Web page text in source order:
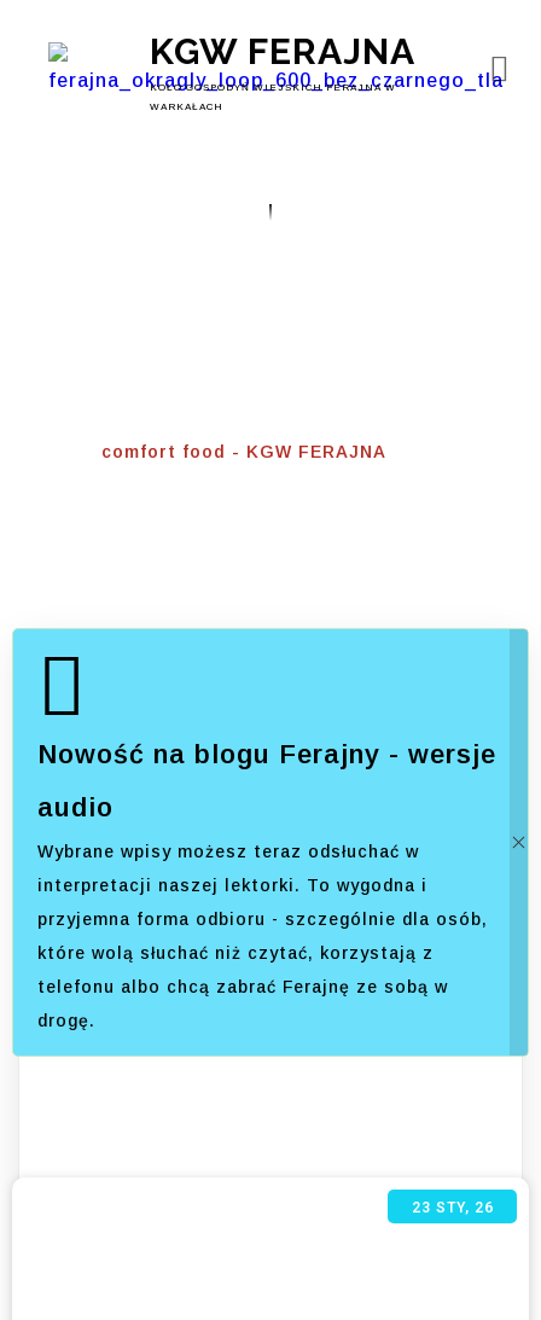
KGW FERAJNA
KOŁO GOSPODYŃ WIEJSKICH FERAJNA W
WARKAŁACH
comfort food - KGW FERAJNA
Nowość na blogu Ferajny - wersje
audio
Wybrane wpisy możesz teraz odsłuchać w
interpretacji naszej lektorki. To wygodna i
przyjemna forma odbioru - szczególnie dla osób,
które wolą słuchać niż czytać, korzystają z
telefonu albo chcą zabrać Ferajnę ze sobą w
drogę.
23 STY, 26